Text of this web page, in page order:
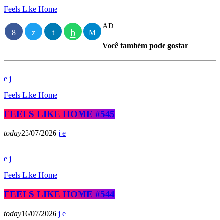
Feels Like Home
AD
Você também pode gostar
Feels Like Home
FEELS LIKE HOME #545
today23/07/2026
Feels Like Home
FEELS LIKE HOME #544
today16/07/2026